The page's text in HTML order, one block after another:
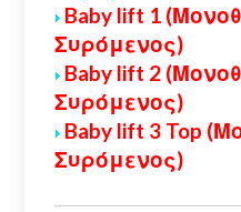
Baby lift 1
Συρόμενος)
Baby lift 2
Συρόμενος)
Baby lift 3 Top
Συρόμενος)